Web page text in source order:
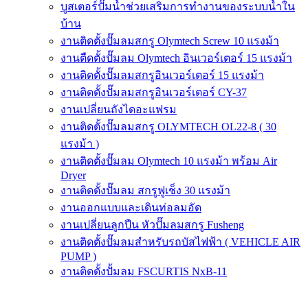
บูสเตอร์ปั๊มน้ำช่วยเสริมการทำงานของระบบน้ำใน
บ้าน
งานติดตั้งปั๊มลมสกรู Olymtech Screw 10 แรงม้า
งานตืดตั้งปั๊มลม Olymtech อินเวอร์เตอร์ 15 แรงม้า
งานติดตั้งปั๊มลมสกรูอินเวอร์เตอร์ 15 แรงม้า
งานติดตั้งปั๊มลมสกรูอินเวอร์เตอร์ CY-37
งานเปลี่ยนถังไดอะแฟรม
งานติดตั้งปั๊มลมสกรู OLYMTECH OL22-8 ( 30
แรงม้า )
งานติดตั้งปั๊มลม Olymtech 10 แรงม้า พร้อม Air
Dryer
งานติดตั้งปั๊มลม สกรูฟูเช็ง 30 แรงม้า
งานออกแบบและเดินท่อลมอัด
งานเปลี่ยนลูกปืน หัวปั๊มลมสกรู Fusheng
งานติดตั้งปั๊มลมสำหรับรถบัสไฟฟ้า ( VEHICLE AIR
PUMP )
งานติดตั้งปั้มลม FSCURTIS NxB-11